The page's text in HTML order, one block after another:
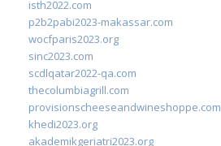
isth2022.com
p2b2pabi2023-makassar.com
wocfparis2023.org
sinc2023.com
scdlqatar2022-qa.com
thecolumbiagrill.com
provisionscheeseandwineshoppe.com
khedi2023.org
akademikgeriatri2023.org